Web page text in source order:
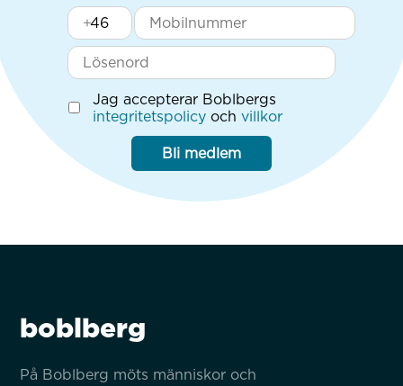
+
Jag accepterar Boblbergs
integritetspolicy och villkor
Bli medlem
boblberg
På Boblberg möts människor och